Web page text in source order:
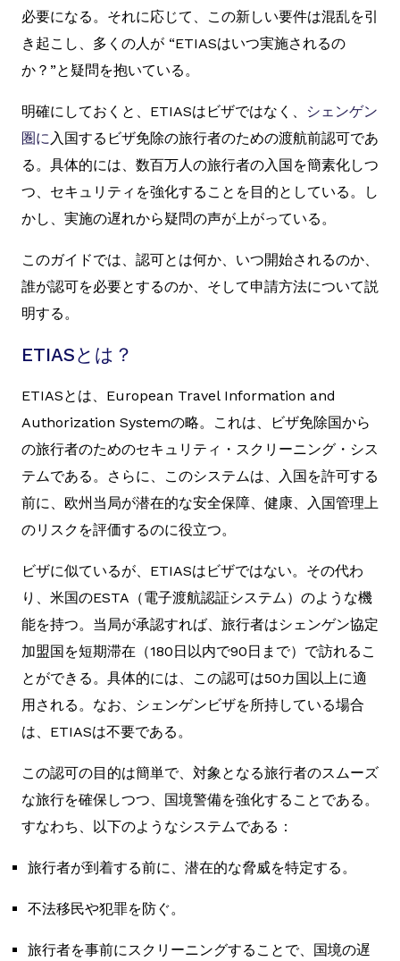
必要になる。それに応じて、この新しい要件は混乱を引
き起こし、多くの人が “ETIASはいつ実施されるの
か？”と疑問を抱いている。
明確にしておくと、ETIASはビザではなく、
シェンゲン
圏に入国するビザ免除の旅行者のための渡航前認可であ
る。具体的には、数百万人の旅行者の入国を簡素化しつ
つ、セキュリティを強化することを目的としている。し
かし、実施の遅れから疑問の声が上がっている。
このガイドでは、認可とは何か、いつ開始されるのか、
誰が認可を必要とするのか、そして申請方法について説
明する。
ETIASとは？
ETIASとは、European Travel Information and
Authorization Systemの略。これは、ビザ免除国から
の旅行者のためのセキュリティ・スクリーニング・シス
テムである。さらに、このシステムは、入国を許可する
前に、欧州当局が潜在的な安全保障、健康、入国管理上
のリスクを評価するのに役立つ。
ビザに似ているが、ETIASはビザではない。その代わ
り、米国のESTA（電子渡航認証システム）のような機
能を持つ。当局が承認すれば、旅行者はシェンゲン協定
加盟国を短期滞在（180日以内で90日まで）で訪れるこ
とができる。具体的には、この認可は50カ国以上に適
用される。なお、シェンゲンビザを所持している場合
は、ETIASは不要である。
この認可の目的は簡単で、対象となる旅行者のスムーズ
な旅行を確保しつつ、国境警備を強化することである。
すなわち、以下のようなシステムである：
旅行者が到着する前に、潜在的な脅威を特定する。
不法移民や犯罪を防ぐ。
旅行者を事前にスクリーニングすることで、国境の遅